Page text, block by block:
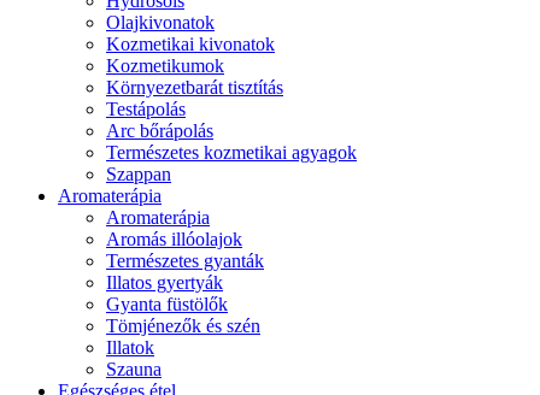
Olajkivonatok
Kozmetikai kivonatok
Kozmetikumok
Környezetbarát tisztítás
Testápolás
Arc bőrápolás
Természetes kozmetikai agyagok
Szappan
Aromaterápia
Aromaterápia
Aromás illóolajok
Természetes gyanták
Illatos gyertyák
Gyanta füstölők
Tömjénezők és szén
Illatok
Szauna